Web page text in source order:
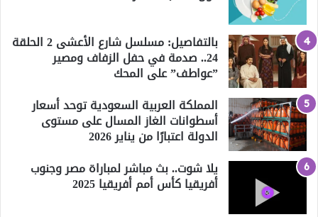
بالتفاصيل: مسلسل شارع الأعشى 2 الحلقة
24.. صدمة في حفل الزفاف ومصير
”عواطف” على المحك
المملكة العربية السعودية توحد أسعار
أسطوانات الغاز المسال على مستوى
الدولة اعتبارًا من يناير 2026
يلا شوت.. بث مباشر لمباراة مصر وجنوب
أفريقيا كأس أمم أفريقيا 2025